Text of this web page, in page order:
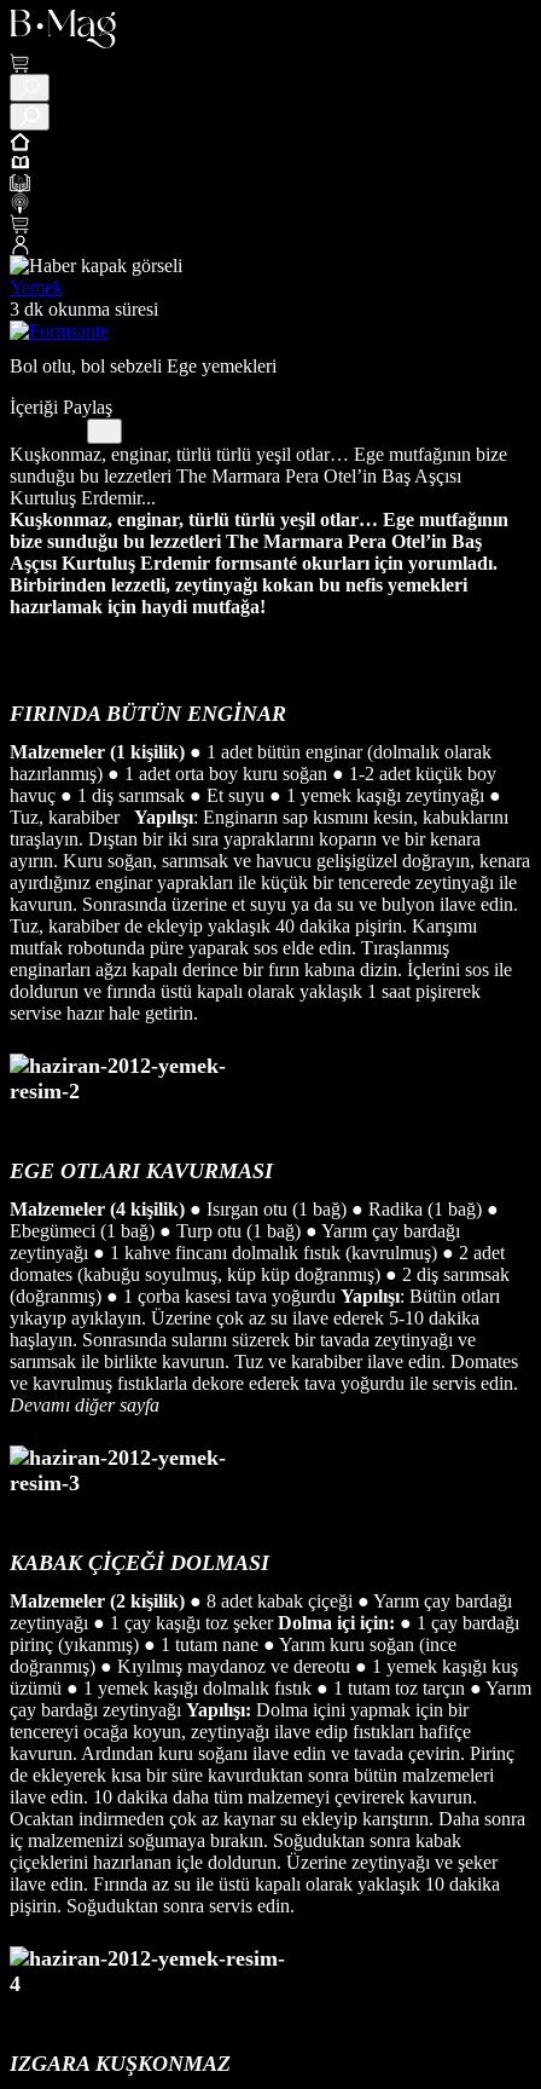
Yemek
3 dk okunma süresi
Bol otlu, bol sebzeli Ege yemekleri
İçeriği Paylaş
Kuşkonmaz, enginar, türlü türlü yeşil otlar… Ege mutfağının bize
sunduğu bu lezzetleri The Marmara Pera Otel’in Baş Aşçısı
Kurtuluş Erdemir...
Kuşkonmaz, enginar, türlü türlü yeşil otlar… Ege mutfağının
bize sunduğu bu lezzetleri The Marmara Pera Otel’in Baş
Aşçısı Kurtuluş Erdemir formsanté okurları için yorumladı.
Birbirinden lezzetli, zeytinyağı kokan bu nefis yemekleri
hazırlamak için haydi mutfağa!
FIRINDA BÜTÜN ENGİNAR
Malzemeler (1 kişilik) ● 1 adet bütün enginar (dolmalık olarak
hazırlanmış) ● 1 adet orta boy kuru soğan ● 1-2 adet küçük boy
havuç ● 1 diş sarımsak ● Et suyu ● 1 yemek kaşığı zeytinyağı ●
Tuz, karabiber Yapılışı: Enginarın sap kısmını kesin, kabuklarını
tıraşlayın. Dıştan bir iki sıra yapraklarını koparın ve bir kenara
ayırın. Kuru soğan, sarımsak ve havucu gelişigüzel doğrayın, kenara
ayırdığınız enginar yaprakları ile küçük bir tencerede zeytinyağı ile
kavurun. Sonrasında üzerine et suyu ya da su ve bulyon ilave edin.
Tuz, karabiber de ekleyip yaklaşık 40 dakika pişirin. Karışımı
mutfak robotunda püre yaparak sos elde edin. Tıraşlanmış
enginarları ağzı kapalı derince bir fırın kabına dizin. İçlerini sos ile
doldurun ve fırında üstü kapalı olarak yaklaşık 1 saat pişirerek
servise hazır hale getirin.
EGE OTLARI KAVURMASI
Malzemeler (4 kişilik) ● Isırgan otu (1 bağ) ● Radika (1 bağ) ●
Ebegümeci (1 bağ) ● Turp otu (1 bağ) ● Yarım çay bardağı
zeytinyağı ● 1 kahve fincanı dolmalık fıstık (kavrulmuş) ● 2 adet
domates (kabuğu soyulmuş, küp küp doğranmış) ● 2 diş sarımsak
(doğranmış) ● 1 çorba kasesi tava yoğurdu Yapılışı: Bütün otları
yıkayıp ayıklayın. Üzerine çok az su ilave ederek 5-10 dakika
haşlayın. Sonrasında sularını süzerek bir tavada zeytinyağı ve
sarımsak ile birlikte kavurun. Tuz ve karabiber ilave edin. Domates
ve kavrulmuş fıstıklarla dekore ederek tava yoğurdu ile servis edin.
Devamı diğer sayfa
KABAK ÇİÇEĞİ DOLMASI
Malzemeler (2 kişilik) ● 8 adet kabak çiçeği ● Yarım çay bardağı
zeytinyağı ● 1 çay kaşığı toz şekerDolma içi için: ● 1 çay bardağı
pirinç (yıkanmış) ● 1 tutam nane ● Yarım kuru soğan (ince
doğranmış) ● Kıyılmış maydanoz ve dereotu ● 1 yemek kaşığı kuş
üzümü ● 1 yemek kaşığı dolmalık fıstık ● 1 tutam toz tarçın ● Yarım
çay bardağı zeytinyağı Yapılışı: Dolma içini yapmak için bir
tencereyi ocağa koyun, zeytinyağı ilave edip fıstıkları hafifçe
kavurun. Ardından kuru soğanı ilave edin ve tavada çevirin. Pirinç
de ekleyerek kısa bir süre kavurduktan sonra bütün malzemeleri
ilave edin. 10 dakika daha tüm malzemeyi çevirerek kavurun.
Ocaktan indirmeden çok az kaynar su ekleyip karıştırın. Daha sonra
iç malzemenizi soğumaya bırakın. Soğuduktan sonra kabak
çiçeklerini hazırlanan içle doldurun. Üzerine zeytinyağı ve şeker
ilave edin. Fırında az su ile üstü kapalı olarak yaklaşık 10 dakika
pişirin. Soğuduktan sonra servis edin.
IZGARA KUŞKONMAZ